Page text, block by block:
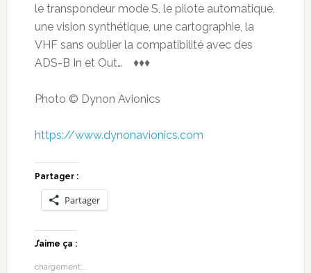
le transpondeur mode S, le pilote automatique,
une vision synthétique, une cartographie, la
VHF sans oublier la compatibilité avec des
ADS-B In et Out… ♦♦♦
Photo © Dynon Avionics
https://www.dynonavionics.com
Partager :
Partager
J’aime ça :
chargement…